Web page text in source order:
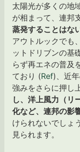
太陽光が多くの地
が相まって、連邦
蒸発することはな
アウトルックでも
ットドリブンの基
らず再エネの普及
ており (Ref)、近
強みをさらに押し
し、洋上風力（リ
化など、連邦の影
けられないでしょ
見られます。